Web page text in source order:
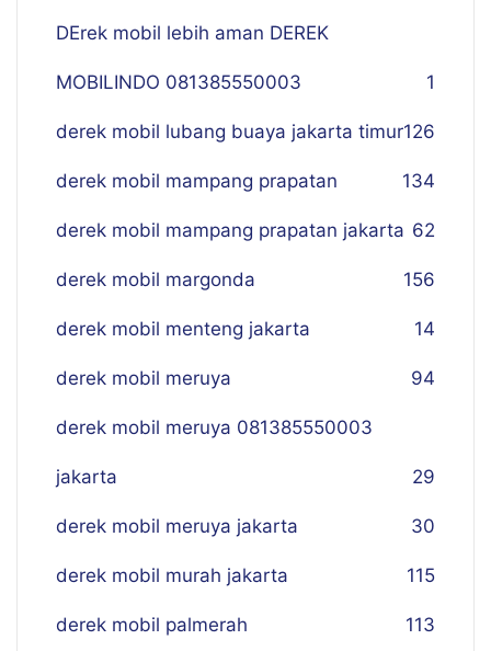
DErek mobil lebih aman DEREK
MOBILINDO 081385550003 1
derek mobil lubang buaya jakarta timur126
derek mobil mampang prapatan 134
derek mobil mampang prapatan jakarta 62
derek mobil margonda 156
derek mobil menteng jakarta 14
derek mobil meruya 94
derek mobil meruya 081385550003
jakarta 29
derek mobil meruya jakarta 30
derek mobil murah jakarta 115
derek mobil palmerah 113